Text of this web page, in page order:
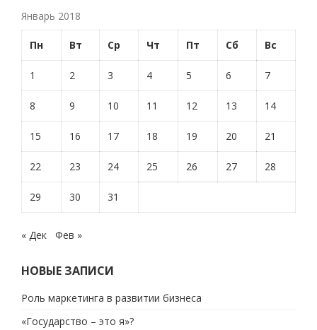
Январь 2018
Пн Вт Ср Чт Пт Сб Вс
1 2 3 4 5 6 7
8 9 10 11 12 13 14
15 16 17 18 19 20 21
22 23 24 25 26 27 28
29 30 31
« Дек Фев »
НОВЫЕ ЗАПИСИ
Роль маркетинга в развитии бизнеса
«Государство – это я»?